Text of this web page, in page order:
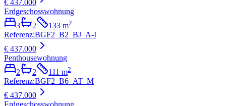
€ 437.000
Erdgeschosswohnung
3
2 133 m2
Referenz:BGF2_B2_BJ_A-I
€ 437.000
Penthousewohnung
2
2 111 m2
Referenz:BGF2_B6_AT_M
€ 437.000